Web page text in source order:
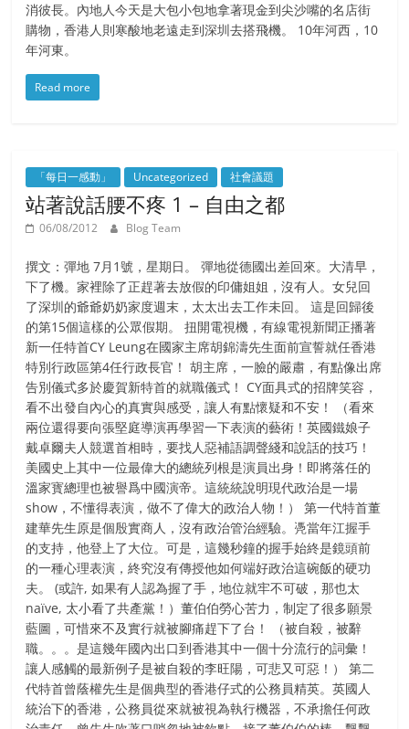
消彼長。內地人今天是大包小包地拿著現金到尖沙嘴的名店街
購物，香港人則寒酸地老遠走到深圳去搭飛機。 10年河西，10
年河東。
Read more
「每日一感動」 Uncategorized 社會議題
站著說話腰不疼 1 – 自由之都
06/08/2012 Blog Team
撰文：彈地 7月1號，星期日。 彈地從德國出差回來。大清早，
下了機。家裡除了正趕著去放假的印傭姐姐，沒有人。女兒回
了深圳的爺爺奶奶家度週末，太太出去工作未回。 這是回歸後
的第15個這樣的公眾假期。 扭開電視機，有線電視新聞正播著
新一任特首CY Leung在國家主席胡錦濤先生面前宣誓就任香港
特別行政區第4任行政長官！ 胡主席，一臉的嚴肅，有點像出席
告別儀式多於慶賀新特首的就職儀式！ CY面具式的招牌笑容，
看不出發自內心的真實與感受，讓人有點懷疑和不安！ （看來
兩位還得要向張堅庭導演再學習一下表演的藝術！英國鐵娘子
戴卓爾夫人競選首相時，要找人惡補語調聲綫和說話的技巧！
美國史上其中一位最偉大的總統列根是演員出身！即將落任的
溫家寳總理也被譽爲中國演帝。這統統說明現代政治是一場
show，不懂得表演，做不了偉大的政治人物！） 第一代特首董
建華先生原是個殷實商人，沒有政治管治經驗。凴當年江握手
的支持，他登上了大位。可是，這幾秒鐘的握手始終是鏡頭前
的一種心理表演，終究沒有傳授他如何端好政治這碗飯的硬功
夫。 (或許, 如果有人認為握了手，地位就牢不可破，那也太
naïve, 太小看了共產黨！）董伯伯勞心苦力，制定了很多願景
藍圖，可惜來不及實行就被腳痛趕下了台！ （被自殺，被辭
職。。。是這幾年國內出口到香港其中一個十分流行的詞彙！
讓人感觸的最新例子是被自殺的李旺陽，可悲又可惡！） 第二
代特首曾蔭權先生是個典型的香港仔式的公務員精英。英國人
統治下的香港，公務員從來就被視為執行機器，不承擔任何政